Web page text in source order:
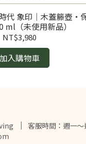
代 象印｜木蓋籐壺・
ml（未使用新品）
NT$3,980
加入購物車
客服時間：週一